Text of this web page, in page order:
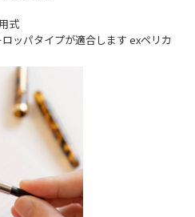
式
ッパタイプが適合します exペリカ